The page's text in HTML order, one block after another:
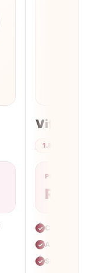
Vita
1.5HP
PLAN /
✓ Cooling
✓ Air flow 650
✓ Sesuai bilik